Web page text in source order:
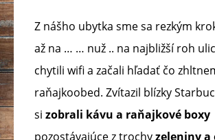
Z nášho ubytka sme sa rezkým
až na … … nuž .. na najbližší roh
chytili wifi a začali hľadať čo
raňajkoobed. Zvítazil blízky
si zobrali kávu a raňajkové boxy
pozostávajúce z trochyzeleniny a